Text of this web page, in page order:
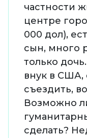
частности
центре
000 дол),
сын, много
только
внук в США,
съездить,
Возможно
сделать?